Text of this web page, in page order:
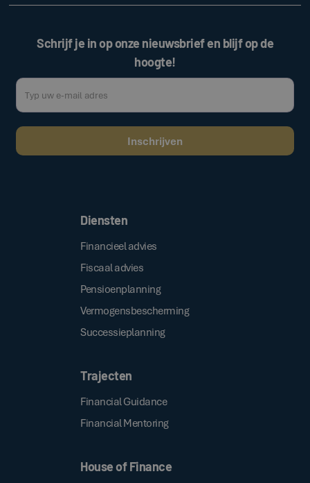
Schrijf je in op onze nieuwsbrief en blijf op de
hoogte!
Diensten
Financieel advies
Fiscaal advies
Pensioenplanning
Vermogensbescherming
Successieplanning
Trajecten
Financial Guidance
Financial Mentoring
House of Finance